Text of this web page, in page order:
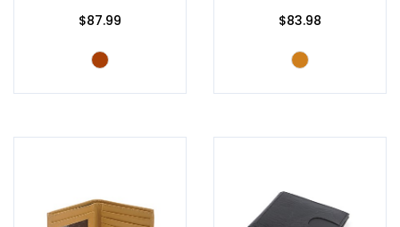
$87.99 $83.98